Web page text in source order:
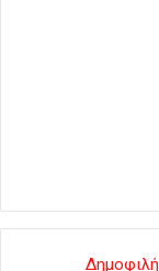
Δημοφιλή